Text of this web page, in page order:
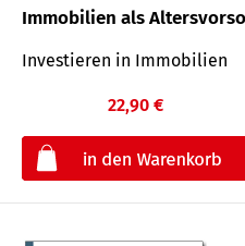
Immobilien als
Investieren in Immobilien
22,90 €